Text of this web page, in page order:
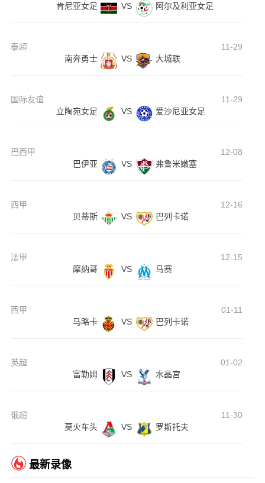
肯尼亚女足
VS 阿尔及利亚女足
泰超
11-29
南奔勇士
VS 大城联
国际友谊
11-29
立陶宛女足
VS 爱沙尼亚女足
巴西甲
12-08
巴伊亚
VS 弗鲁米嫩塞
西甲
12-16
贝蒂斯
VS 巴列卡诺
法甲
12-15
摩纳哥
VS 马赛
西甲
01-11
马略卡
VS 巴列卡诺
英超
01-02
富勒姆
VS 水晶宫
俄超
11-30
莫火车头
VS 罗斯托夫
最新录像